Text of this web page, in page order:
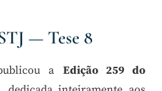
— Tese 8
a Edição 259 do